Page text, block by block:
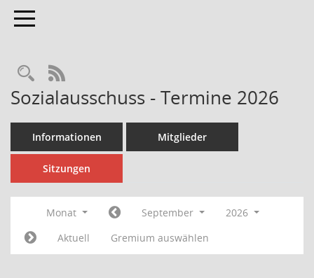
Toggle navigation
Rechercheauswahl
RSS-Feed
Sozialausschuss - Termine 2026
Informationen Mitglieder
Sitzungen
Monat September
2026
Aktuell
Gremium auswählen